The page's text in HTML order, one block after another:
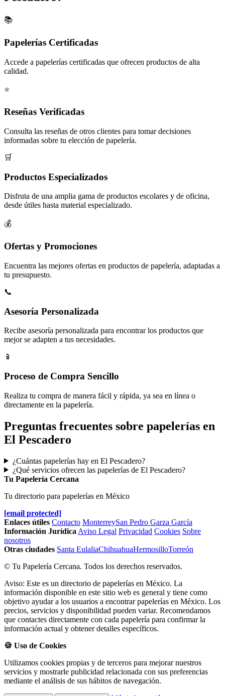
📚
Papelerías Certificadas
Accede a papelerías certificadas que ofrecen productos de alta
calidad.
⭐
Reseñas Verificadas
Consulta las reseñas de otros clientes para tomar decisiones
informadas sobre tu elección de papelería.
🛒
Productos Especializados
Disfruta de una amplia gama de productos escolares y de oficina,
desde útiles hasta material especializado.
💰
Ofertas y Promociones
Encuentra las mejores ofertas en productos de papelería, adaptadas a
tu presupuesto.
📞
Asesoría Personalizada
Recibe asesoría personalizada para encontrar los productos que
mejor se adapten a tus necesidades.
📱
Proceso de Compra Sencillo
Realiza tu compra de manera fácil y rápida, ya sea en línea o
directamente en la papelería.
Preguntas frecuentes sobre papelerías en
El Pescadero
¿Cuántas papelerías hay en El Pescadero?
¿Qué servicios ofrecen las papelerías de El Pescadero?
Tu Papelería Cercana
Tu directorio para papelerías en México
[email protected]
Enlaces útiles Contacto MonterreySan Pedro Garza García
Información Jurídica Aviso Legal Privacidad Cookies Sobre
nosotros
Otras ciudades Santa EulaliaChihuahuaHermosilloTorreón
© Tu Papelería Cercana. Todos los derechos reservados.
Aviso: Este es un directorio de papelerías en México. La
información disponible en este sitio web es general y tiene como
objetivo ayudar a los usuarios a encontrar papelerías en México. Los
precios, servicios y disponibilidad pueden variar. Recomendamos
que contactes directamente con cada papelería para confirmar la
información actual y obtener detalles específicos.
🍪 Uso de Cookies
Utilizamos cookies propias y de terceros para mejorar nuestros
servicios y mostrarle publicidad relacionada con sus preferencias
mediante el análisis de sus hábitos de navegación.